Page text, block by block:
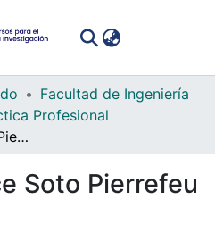
Facultad de Ingeniería
Profesional
Grupo Midence Soto Pierrefeu (Grupo MSP)
Soto Pierrefeu